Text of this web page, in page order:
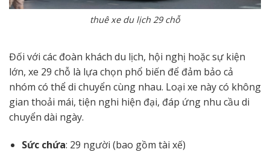
thuê xe du lịch 29 chỗ
Đối với các đoàn khách du lịch, hội nghị hoặc sự kiện
lớn, xe 29 chỗ là lựa chọn phổ biến để đảm bảo cả
nhóm có thể di chuyển cùng nhau. Loại xe này có không
gian thoải mái, tiện nghi hiện đại, đáp ứng nhu cầu di
chuyển dài ngày.
Sức chứa: 29 người (bao gồm tài xế)